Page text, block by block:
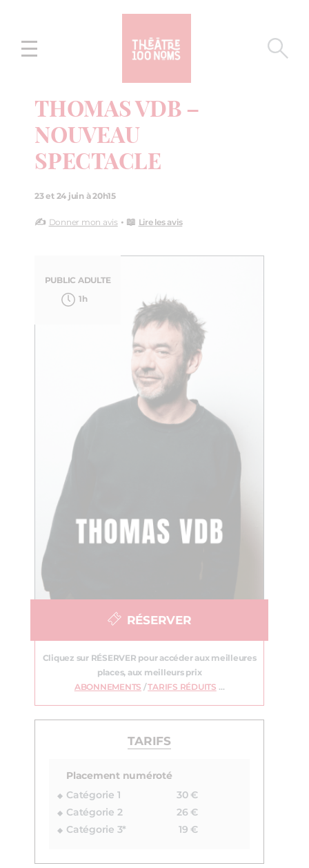
menu
THOMAS VDB –
NOUVEAU
SPECTACLE
23 et 24 juin à 20h15
✍️ Donner mon avis• 📖 Lire les avis
PUBLIC ADULTE
1h
RÉSERVER
Cliquez sur RÉSERVER pour accéder aux meilleures
places, aux meilleurs prix
ABONNEMENTS /TARIFS RÉDUITS …
TARIFS
Placement numéroté
Catégorie 1
30 €
Catégorie 2
26 €
Catégorie 3*
19 €